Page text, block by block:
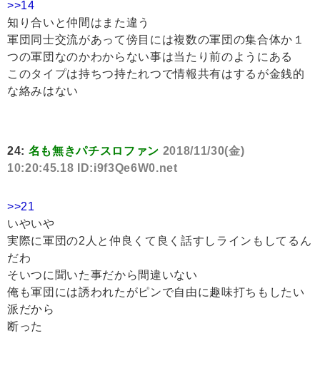
>>14
知り合いと仲間はまた違う
軍団同士交流があって傍目には複数の軍団の集合体か１
つの軍団なのかわからない事は当たり前のようにある
このタイプは持ちつ持たれつで情報共有はするが金銭的
な絡みはない
24: 名も無きパチスロファン 2018/11/30(金)
10:20:45.18 ID:i9f3Qe6W0.net
>>21
いやいや
実際に軍団の2人と仲良くて良く話すしラインもしてるん
だわ
そいつに聞いた事だから間違いない
俺も軍団には誘われたがピンで自由に趣味打ちもしたい
派だから
断った